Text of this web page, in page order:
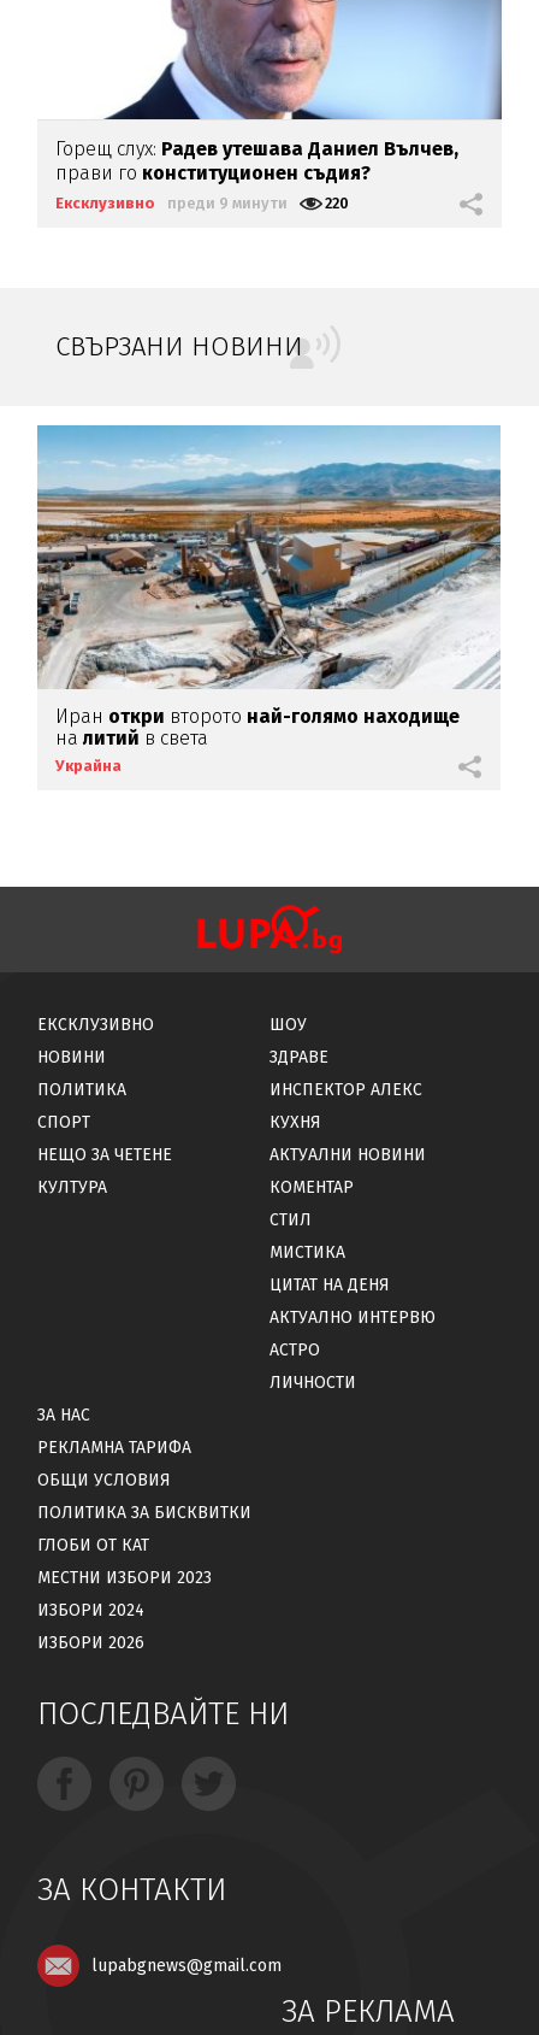
Горещ слух: Радев утешава Даниел Вълчев,
прави го конституционен съдия?
Ексклузивно преди 9 минути 220
СВЪРЗАНИ НОВИНИ
Иран откри второто най-голямо находище
налитий в света
Украйна
ЕКСКЛУЗИВНО
НОВИНИ
ПОЛИТИКА
СПОРТ
НЕЩО ЗА ЧЕТЕНЕ
КУЛТУРА
ШОУ
ЗДРАВЕ
ИНСПЕКТОР АЛЕКС
КУХНЯ
АКТУАЛНИ НОВИНИ
КОМЕНТАР
СТИЛ
МИСТИКА
ЦИТАТ НА ДЕНЯ
АКТУАЛНО ИНТЕРВЮ
АСТРО
ЛИЧНОСТИ
ЗА НАС
РЕКЛАМНА ТАРИФА
ОБЩИ УСЛОВИЯ
ПОЛИТИКА ЗА БИСКВИТКИ
ГЛОБИ ОТ КАТ
МЕСТНИ ИЗБОРИ 2023
ИЗБОРИ 2024
ИЗБОРИ 2026
ПОСЛЕДВАЙТЕ НИ
ЗА КОНТАКТИ
lupabgnews@gmail.com
ЗА РЕКЛАМА